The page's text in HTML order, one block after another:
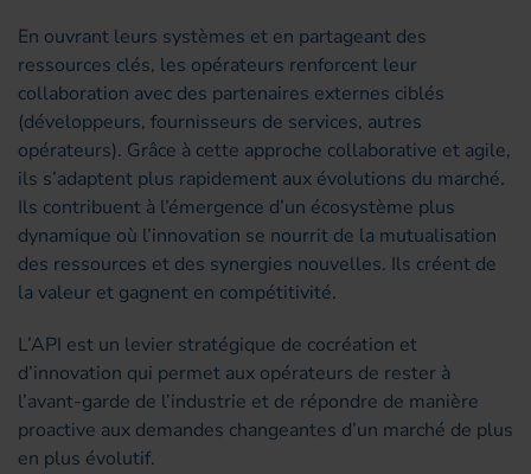
En ouvrant leurs systèmes et en partageant des
ressources clés, les opérateurs renforcent leur
collaboration avec des partenaires externes ciblés
(développeurs, fournisseurs de services, autres
opérateurs). Grâce à cette approche collaborative et agile,
ils s’adaptent plus rapidement aux évolutions du marché.
Ils contribuent à l’émergence d’un écosystème plus
dynamique où l’innovation se nourrit de la mutualisation
des ressources et des synergies nouvelles. Ils créent de
la valeur et gagnent en compétitivité.
L’API est un levier stratégique de cocréation et
d’innovation qui permet aux opérateurs de rester à
l’avant-garde de l’industrie et de répondre de manière
proactive aux demandes changeantes d’un marché de plus
en plus évolutif.